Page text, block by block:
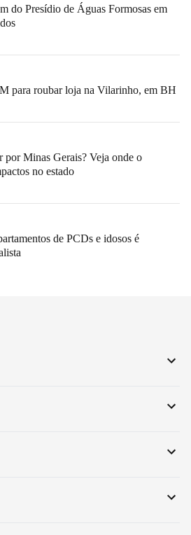
do Presídio de Águas Formosas em
para roubar loja na Vilarinho, em BH
por Minas Gerais? Veja onde o
no estado
de PCDs e idosos é